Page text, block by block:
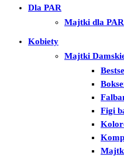
Dla PAR
Majtki dla PAR
Kobiety
Majtki
Figi